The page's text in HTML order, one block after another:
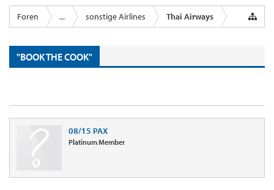
Foren ... sonstige Airlines Thai Airways
"BOOK THE COOK"
08/15 PAX
Platinum Member